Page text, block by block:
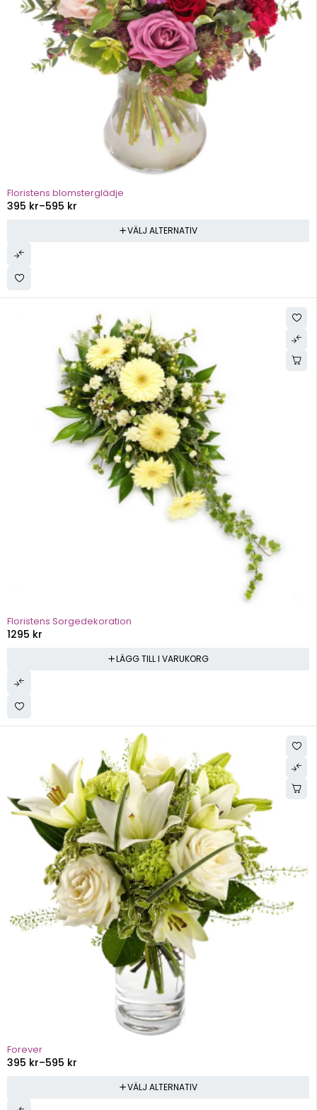
Floristens blomsterglädje
395 kr–595 kr
VÄLJ ALTERNATIV
Floristens Sorgedekoration
1295 kr
LÄGG TILL I VARUKORG
Forever
395 kr–595 kr
VÄLJ ALTERNATIV